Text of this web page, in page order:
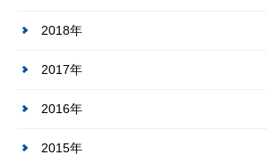
2018年
2017年
2016年
2015年